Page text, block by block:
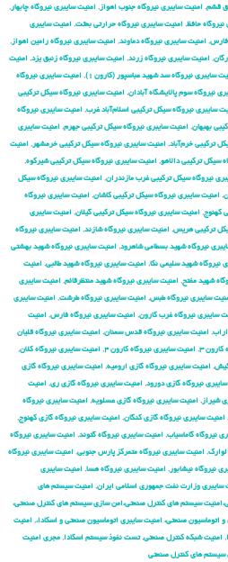
قشم, امنیت سایبری نیروگاه جنوب اهواز , امنیت سایبری نیروگاه چابهار ,
حافظ, امنیت سایبری نیروگاه حرارتی بعثت, امنیت سایبری
فارس, امنیت سایبری نیروگاه دماوند, امنیت سایبری نیروگاه رامین اهواز ,
, امنیت سایبری نیروگاه زرند, امنیت سایبری نیروگاه زنبق یزد, امنیت
سایبری نیروگاه سد شهید عباسپور (کارون ۱) , امنیت سایبری نیروگاه
نیروگاه سوم پالایشگاه آبادان, امنیت سایبری نیروگاه سیکل ترکیبی
سایبری نیروگاه سیکل ترکیبی اسلام‌آباد غرب, امنیت سایبری نیروگاه
بهبهان, امنیت سایبری نیروگاه سیکل ترکیبی جهرم, امنیت سایبری
ترکیبی خرم‌آباد, امنیت سایبری نیروگاه سیکل ترکیبی خرمشهر , امنیت
سیکل ترکیبی دالاهو, امنیت سایبری نیروگاه سیکل ترکیبی شیرکوه,
نیروگاه سیکل ترکیبی غرب مازندران, امنیت سایبری نیروگاه سیکل
, امنیت سایبری نیروگاه سیکل ترکیبی کاشان, امنیت سایبری نیروگاه
کهنوج, امنیت سایبری نیروگاه سیکل ترکیبی گیلان, امنیت سایبری
ترکیبی هریس, امنیت سایبری نیروگاه شازند, امنیت سایبری نیروگاه
نیروگاه شهید بسطامی شاهرود, امنیت سایبری نیروگاه شهید بهشتی
نیروگاه شهید سلیمی نکا, امنیت سایبری نیروگاه شهید طالبی, امنیت
شهید مفتح, امنیت سایبری نیروگاه شهید منتظرقائم, امنیت سایبری
سایبری نیروگاه طبس, امنیت سایبری نیروگاه طرشت, امنیت سایبری
سایبری نیروگاه غرب کارون, امنیت سایبری نیروگاه فارس, امنیت
, امنیت سایبری نیروگاه قدس سمنان, امنیت سایبری نیروگاه قلیان
کارون ۳ , امنیت سایبری نیروگاه کارون ۴ , امنیت سایبری نیروگاه کلان,
کیش, امنیت سایبری نیروگاه گازی ارومیه, امنیت سایبری نیروگاه گازی
نیروگاه گازی دورود, امنیت سایبری نیروگاه گازی ری, امنیت
شیراز , امنیت سایبری نیروگاه گازی عسلویه, امنیت سایبری نیروگاه
, امنیت سایبری نیروگاه گازی کنگان, امنیت سایبری نیروگاه گازی کهنوج,
نیروگاه گاماسیاب, امنیت سایبری نیروگاه گتوند, امنیت سایبری نیروگاه
لوارک, امنیت سایبری نیروگاه متمرکز پارس جنوبی, امنیت سایبری نیروگاه
نیروگاه نیشابور , امنیت سایبری نیروگاه هسا, امنیت سایبری
سایبری وزارت نفت جمهوری اسلامی ایران, امنیت سیستم های
سیستم های کنترل صنعتی،امن سازی سیستم های کنترل صنعتی،
صنعتی، امنیت سایبری اتوماسیون صنعتی و اسکادا،, امنیت
, امنیت شبکه کنترل صنعتی,تست نفوذ سیستم اسکادا, مجری امنیت
سیستم های کنترل صنعتی